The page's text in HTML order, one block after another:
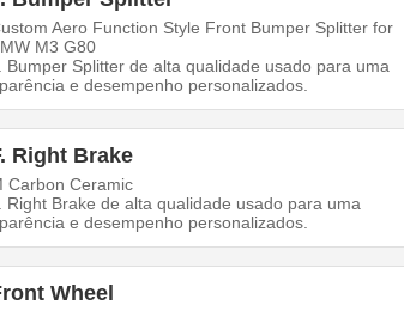
Aero Function Style Front Bumper Splitter for
M3 G80
Bumper Splitter de alta qualidade usado para uma
e desempenho personalizados.
Right Brake
Carbon Ceramic
Right Brake de alta qualidade usado para uma
e desempenho personalizados.
Wheel